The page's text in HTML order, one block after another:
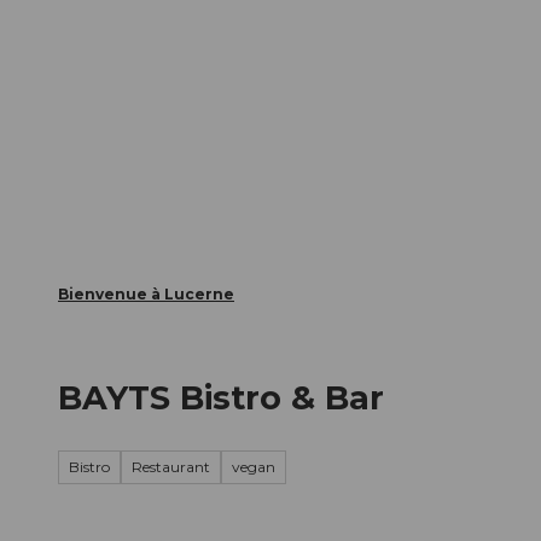
Bienvenue à Lucerne
BAYTS Bistro & Bar
Bistro Restaurant vegan